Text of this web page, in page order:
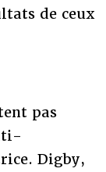
de ceux
pas
Digby,